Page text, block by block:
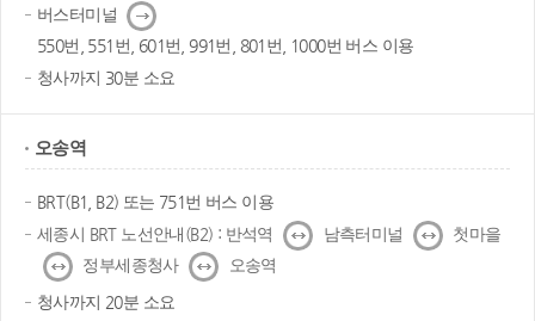
버스터미널 다
음
550번, 551번, 601번, 991번, 801번, 1000번 버스 이용
청사까지 30분 소요
오송역
BRT(B1, B2) 또는 751번 버스 이용
세종시 BRT 노선안내(B2) : 반석역
↔ 남측터미널 ↔
첫마을
↔
정부세종청사 ↔
오송역
청사까지 20분 소요